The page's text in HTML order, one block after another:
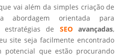
vai além da simples criação de
abordagem orientada para
estratégias de SEOavançadas,
site seja facilmente encontrado
potencial que estão procurando